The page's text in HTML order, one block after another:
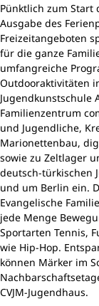
Pünktlich zum Start
Ausgabe des
Freizeitangeboten
für die ganze
umfangreiche
Outdooraktivitäten
Jugendkunstschule
Familienzentrum
und Jugendliche,
Marionettenbau,
sowie zu Zeltlager
deutsch-türkischen
und um Berlin ein.
Evangelische
jede Menge
Sportarten Tennis,
wie Hip-Hop.
können Märker im
CVJM-Jugendhaus.